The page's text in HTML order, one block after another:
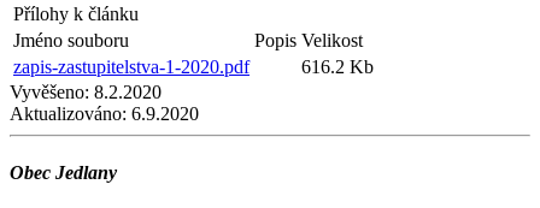
Přílohy k článku
Jméno souboru
Popis Velikost
zapis-zastupitelstva-1-2020.pdf
616.2 Kb
Vyvěšeno: 8.2.2020
Aktualizováno: 6.9.2020
Obec Jedlany